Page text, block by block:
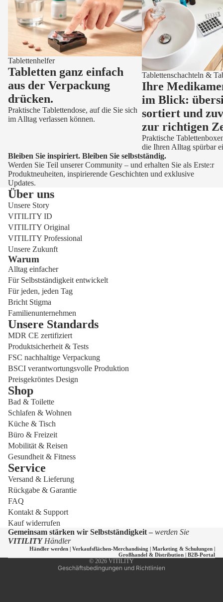
Tablettenhelfer
Tabletten ganz einfach
aus der Verpackung
drücken.
Praktische Tablettendose, auf die Sie sich
im Alltag verlassen können.
Tablettenschachteln &
Ihre
im Blick:
sortiert und
zur richtigen
Praktische
die Ihren Alltag spürbar
Bleiben Sie inspiriert. Bleiben Sie selbstständig.
Werden Sie Teil unserer Community – und erhalten Sie als Erste:r
Produktneuheiten, inspirierende Geschichten und exklusive
Updates.
Über uns
Unsere Story
VITILITY ID
VITILITY Original
VITILITY Professional
Unsere Zukunft
Warum
Alltag einfacher
Für Selbstständigkeit entwickelt
Für jeden, jeden Tag
Bricht Stigma
Familienunternehmen
Unsere Standards
MDR CE zertifiziert
Produktsicherheit & Tests
FSC nachhaltige Verpackung
BSCI verantwortungsvolle Produktion
Preisgekröntes Design
Shop
Bad & Toilette
Schlafen & Wohnen
Küche & Tisch
Büro & Freizeit
Mobilität & Reisen
Gesundheit & Fitness
Service
Versand & Lieferung
Rückgabe & Garantie
FAQ
Kontakt & Support
Kauf widerrufen
Gemeinsam stärken wir Selbstständigkeit – werden Sie
VITILITYHändler
Händler werden | Verkaufsflächen-Merchandising | Marketing & Schulungen |
Großhandel & Distribution | B2B-Portal
© 2026 VITILITY
Geschäftsbedingungen und Richtlinien
Datenschutzerklärung
Widerrufsrecht
Versand
Kontaktinformationen
AGB
Impressum